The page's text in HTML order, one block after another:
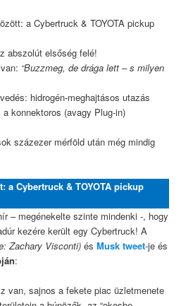
a Cybertruck & TOYOTA pickup
abszolút elsőség felé!
“Buzzmeg, de drága lett – s milyen
hidrogén-meghajtásos utazás
konnektoros (avagy Plug-in)
százezer mérföld után még mindig
a Cybertruck & TOYOTA pickup
– megénekelte szinte mindenki -, hogy
kezére került egy Cybertruck! A
Zachary Visconti) ésMusk tweet-je és
:
van, sajnos a fekete piac üzletmenete